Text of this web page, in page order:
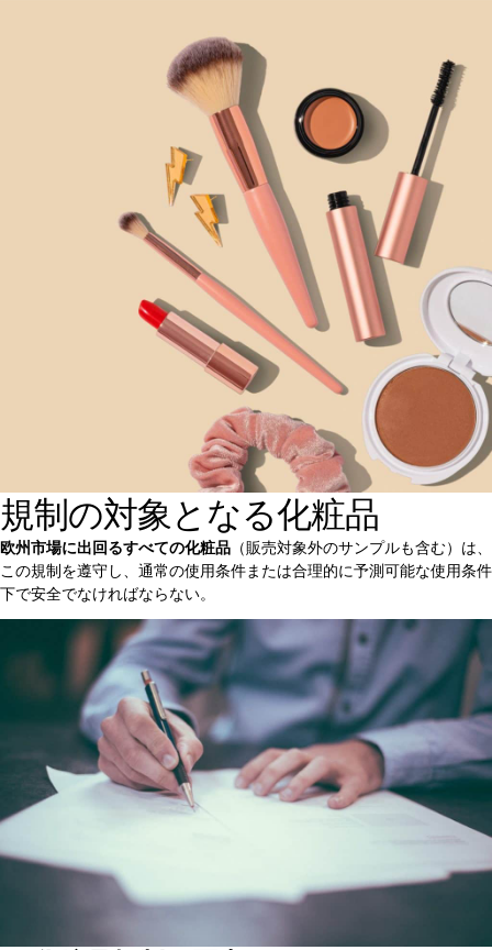
規制の対象となる化粧品
欧州市場に出回るすべての化粧品 （販売対象外のサンプルも含む）は、
この規制を遵守し、通常の使用条件または合理的に予測可能な使用条件
下で安全でなければならない。